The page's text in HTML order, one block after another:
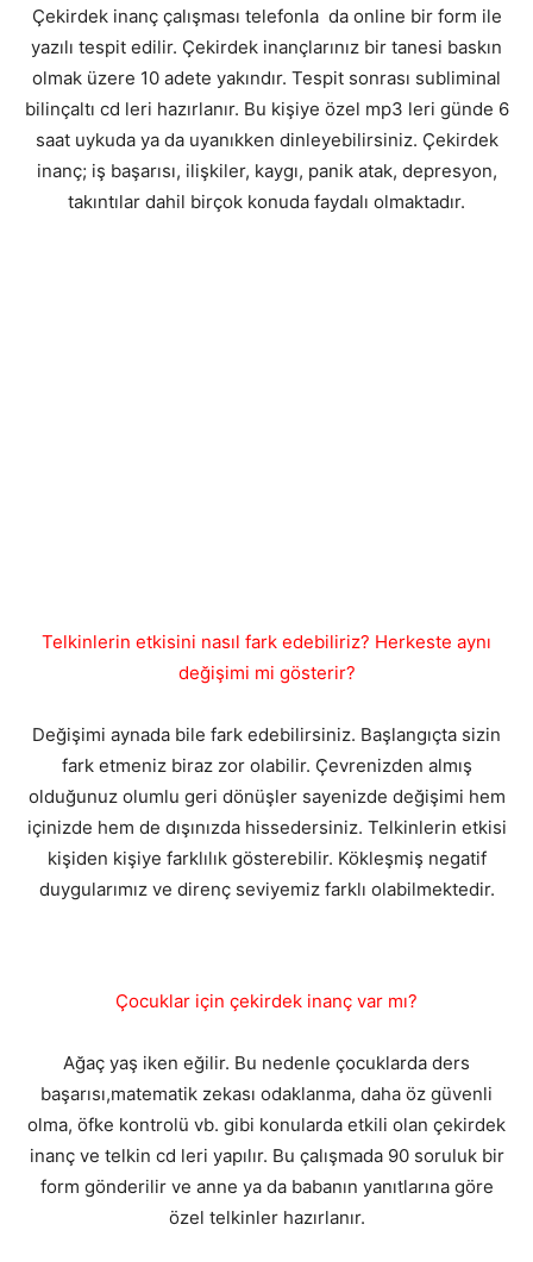
Çekirdek inanç çalışması telefonla da online bir form ile
yazılı tespit edilir. Çekirdek inançlarınız bir tanesi baskın
olmak üzere 10 adete yakındır. Tespit sonrası subliminal
bilinçaltı cd leri hazırlanır. Bu kişiye özel mp3 leri günde 6
saat uykuda ya da uyanıkken dinleyebilirsiniz. Çekirdek
inanç; iş başarısı, ilişkiler, kaygı, panik atak, depresyon,
takıntılar dahil birçok konuda faydalı olmaktadır.
Telkinlerin etkisini nasıl fark edebiliriz? Herkeste aynı
değişimi mi gösterir?
Değişimi aynada bile fark edebilirsiniz. Başlangıçta sizin
fark etmeniz biraz zor olabilir. Çevrenizden almış
olduğunuz olumlu geri dönüşler sayenizde değişimi hem
içinizde hem de dışınızda hissedersiniz. Telkinlerin etkisi
kişiden kişiye farklılık gösterebilir. Kökleşmiş negatif
duygularımız ve direnç seviyemiz farklı olabilmektedir.
Çocuklar için çekirdek inanç var mı?
Ağaç yaş iken eğilir. Bu nedenle çocuklarda ders
başarısı,matematik zekası odaklanma, daha öz güvenli
olma, öfke kontrolü vb. gibi konularda etkili olan çekirdek
inanç ve telkin cd leri yapılır. Bu çalışmada 90 soruluk bir
form gönderilir ve anne ya da babanın yanıtlarına göre
özel telkinler hazırlanır.